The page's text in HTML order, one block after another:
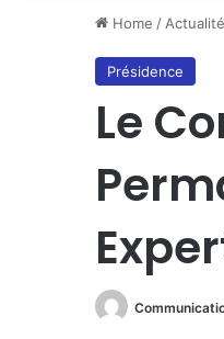
Home / Actualité
Présidence
Le